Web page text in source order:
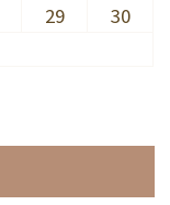
29
30